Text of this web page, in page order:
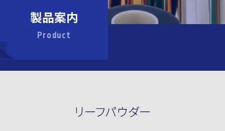
製品案内
Product
リーフパウダー